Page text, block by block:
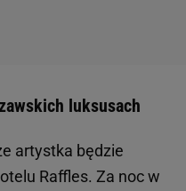
luksusach
artystka będzie
Raffles. Za noc w